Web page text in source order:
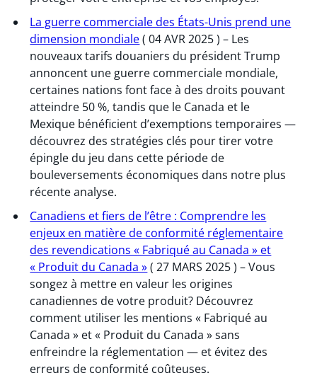
La guerre commerciale des États-Unis prend une
dimension mondiale( 04 AVR 2025 ) – Les
nouveaux tarifs douaniers du président Trump
annoncent une guerre commerciale mondiale,
certaines nations font face à des droits pouvant
atteindre 50 %, tandis que le Canada et le
Mexique bénéficient d’exemptions temporaires —
découvrez des stratégies clés pour tirer votre
épingle du jeu dans cette période de
bouleversements économiques dans notre plus
récente analyse.
Canadiens et fiers de l’être : Comprendre les
enjeux en matière de conformité réglementaire
des revendications « Fabriqué au Canada » et
« Produit du Canada »( 27 MARS 2025 ) – Vous
songez à mettre en valeur les origines
canadiennes de votre produit? Découvrez
comment utiliser les mentions « Fabriqué au
Canada » et « Produit du Canada » sans
enfreindre la réglementation — et évitez des
erreurs de conformité coûteuses.